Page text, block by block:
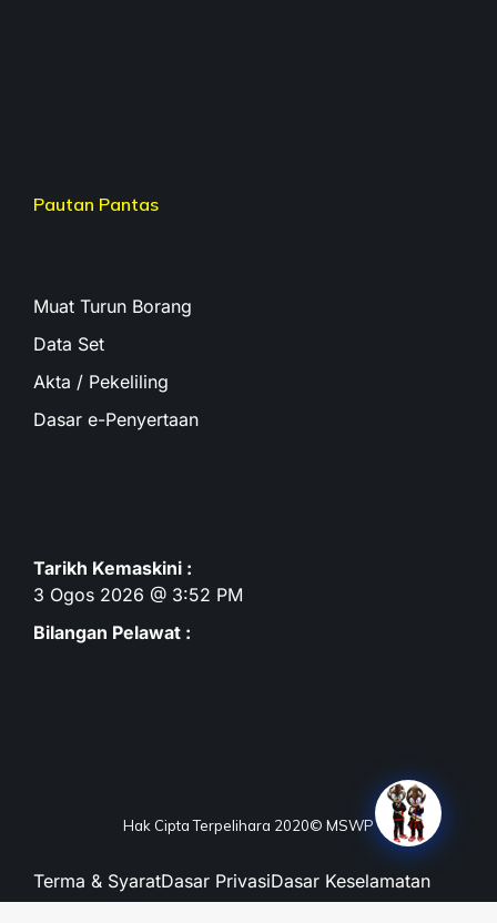
Pautan Pantas
Muat Turun Borang
Data Set
Akta / Pekeliling
Dasar e-Penyertaan
Tarikh Kemaskini :
3 Ogos 2026 @ 3:52 PM
Bilangan Pelawat :
Hak Cipta Terpelihara 2020© MSWP
Terma & SyaratDasar PrivasiDasar Keselamatan